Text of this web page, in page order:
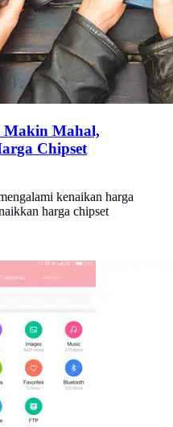
Makin Mahal,
Chipset
kenaikan harga
harga chipset